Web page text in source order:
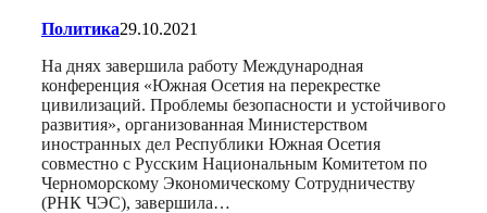
Политика29.10.2021
На днях завершила работу Международная
конференция «Южная Осетия на перекрестке
цивилизаций. Проблемы безопасности и устойчивого
развития», организованная Министерством
иностранных дел Республики Южная Осетия
совместно с Русским Национальным Комитетом по
Черноморскому Экономическому Сотрудничеству
(РНК ЧЭС), завершила…